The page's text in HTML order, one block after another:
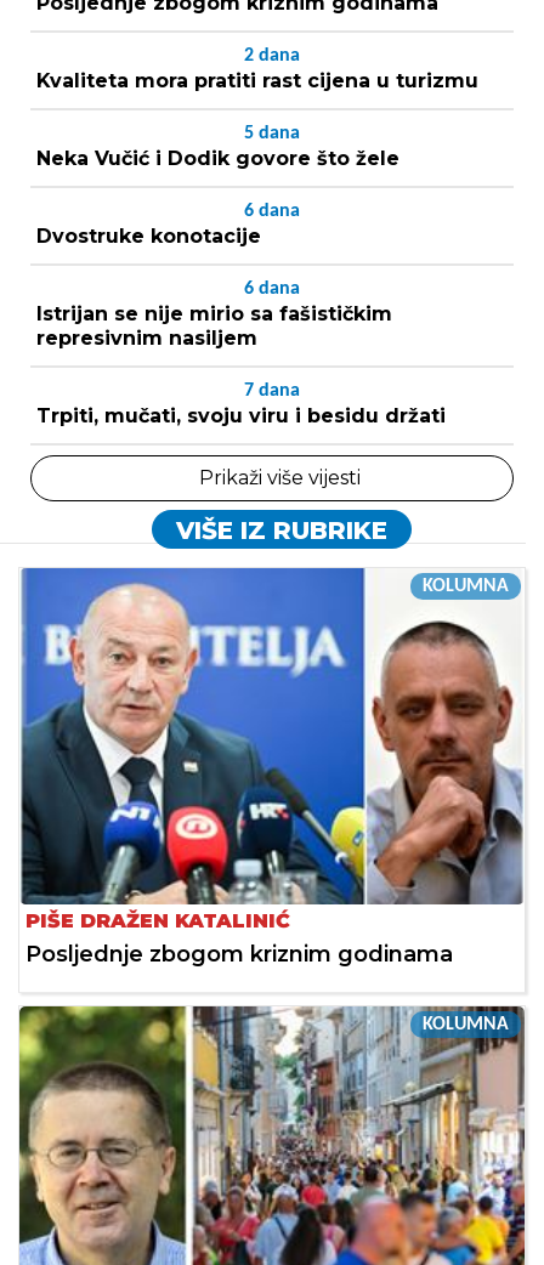
2 dana
Kvaliteta mora pratiti rast cijena u turizmu
5 dana
Neka Vučić i Dodik govore što žele
6 dana
Dvostruke konotacije
6 dana
Istrijan se nije mirio sa fašističkim
represivnim nasiljem
7 dana
Trpiti, mučati, svoju viru i besidu držati
Prikaži više vijesti
VIŠE IZ RUBRIKE
KOLUMNA
PIŠE DRAŽEN KATALINIĆ
Posljednje zbogom kriznim godinama
KOLUMNA